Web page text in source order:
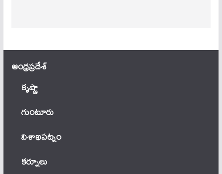
ఆంధ్ర‌ప్ర‌దేశ్
కృష్ణా
గుంటూరు
విశాఖపట్నం
కర్నూలు